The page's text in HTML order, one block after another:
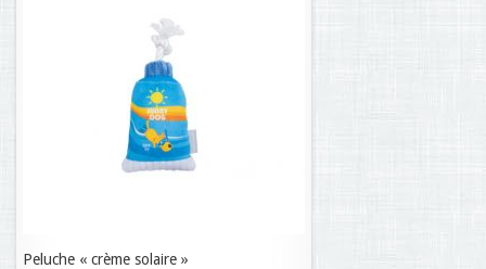
Peluche « crème solaire »